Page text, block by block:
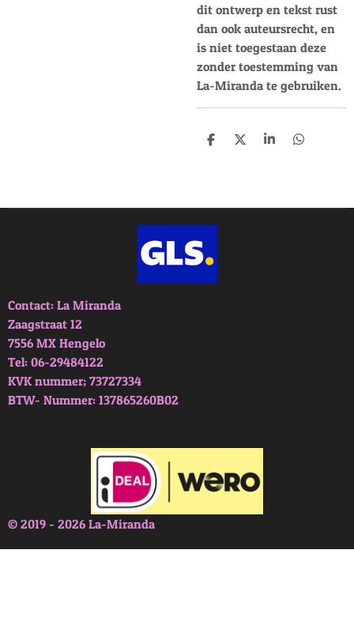
dit ontwerp en tekst rust
dan ook auteursrecht, en
is niet toegestaan deze
zonder toestemming van
La-Miranda te gebruiken.
D
D
S
D
Contact: La Miranda
Zaagstraat 12
7556 MX Hengelo
Tel: 06-29484122
KVK nummer; 73727334
BTW- Nummer: 137865260B02
© 2019 - 2026 La-Miranda